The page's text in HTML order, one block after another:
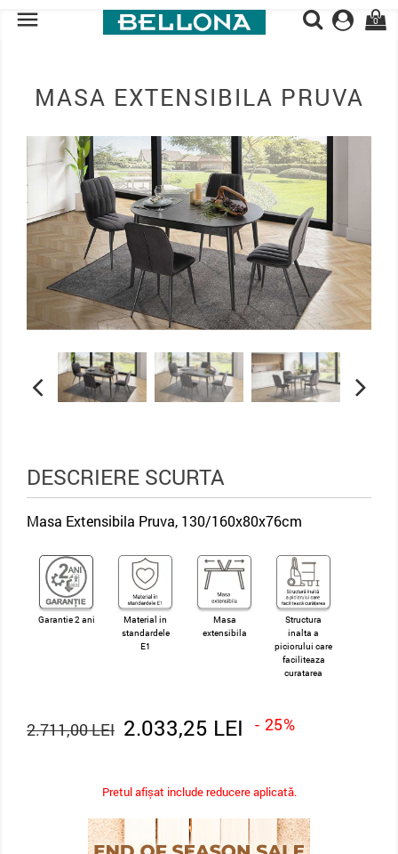
 0
MASA EXTENSIBILA PRUVA
DESCRIERE SCURTA
Masa Extensibila Pruva, 130/160x80x76cm
Garantie 2 ani
Material in
standardele
E1
Masa
extensibila
Structura
inalta a
piciorului care
faciliteaza
curatarea
2.033,25 LEI - 25%
2.711,00 LEI
Pretul afișat include reducere aplicată.